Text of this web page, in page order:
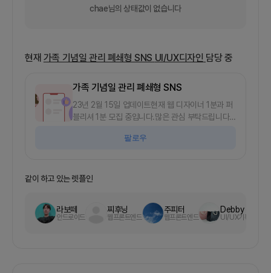
chae님의 상태값이 없습니다
현재 가족 기념일 관리 폐쇄형 SNS UI/UX디자인 담당 중
가족 기념일 관리 폐쇄형 SNS
23년 2월 15일 업데이트현재 웹 디자이너 1분과 퍼
블리셔 1분 모집 중입니다.많은 관심 부탁드립니다!
야 하는 가족 기념일이 기하급수적으로 늘었어요.어
도 번거롭고요.작년 선물은 뭘 드렸더라.. 식사는 뭘
더욱 힘들었어요.음력/양력을 모두 지원하는 가족 기
념일 관리 서비스를 만들고 싶습니다.가족 구성원별
기념일(생일, 결혼기념일 등등)을 입력하고 음력과
팔로우
같이 하고 있는 렛플인
라보떼
안드로이드
찌후닝
웹프론트엔드
주피터
웹프론트엔드
Debby
UI/UX기획